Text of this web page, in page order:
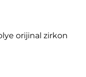
orijinal zirkon